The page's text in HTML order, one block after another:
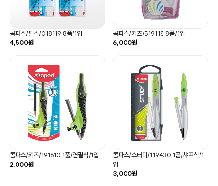
콤파스/펄스/018119 8품/1입
4,500원
콤파스/키즈/519118 8품/1입
6,000원
콤파스/키즈/191610 1품/연필식/1입
2,000원
콤파스/스터디/119430 1품/샤프식/1
입
3,000원